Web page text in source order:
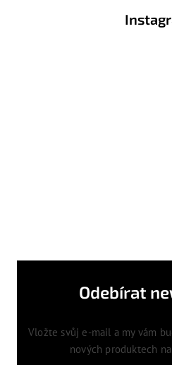
Odebírat
Vložte svůj e-mail a my vám
nových produktech